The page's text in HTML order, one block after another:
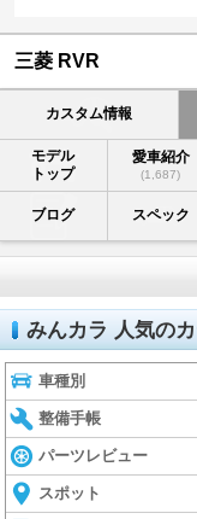
三菱 RVR
カスタム情報
モデル
トップ
愛車紹介
(1,687)
ブログ スペック
みんカラ 人気の
車種別
整備手帳
パーツレビュー
スポット